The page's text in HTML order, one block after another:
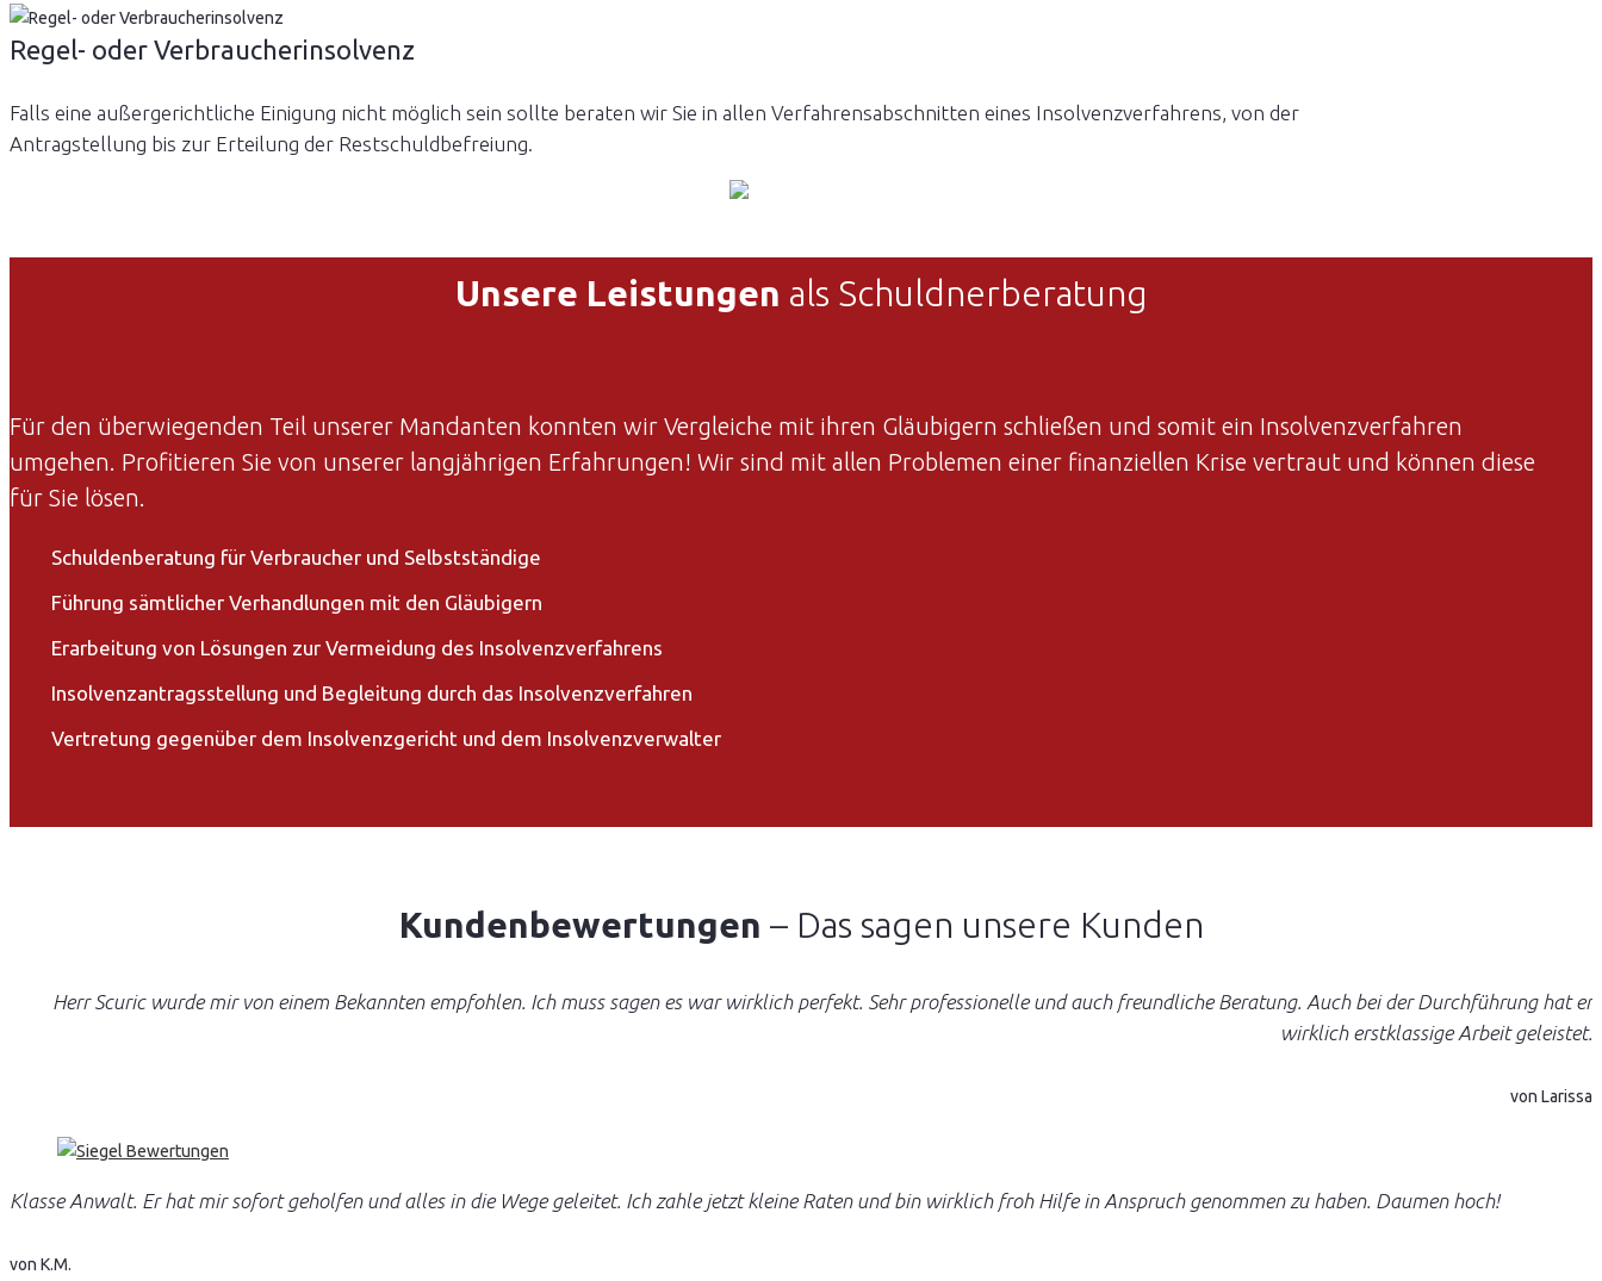
Regel- oder Verbraucherinsolvenz
Falls eine außergerichtliche Einigung nicht möglich sein sollte beraten wir Sie in allen Verfahrensabschnitten eines Insolvenzverfahrens, von der
Antragstellung bis zur Erteilung der Restschuldbefreiung.
Unsere Leistungen als Schuldnerberatung
Für den überwiegenden Teil unserer Mandanten konnten wir Vergleiche mit ihren Gläubigern schließen und somit ein Insolvenzverfahren
umgehen. Profitieren Sie von unserer langjährigen Erfahrungen! Wir sind mit allen Problemen einer finanziellen Krise vertraut und können diese
für Sie lösen.
Schuldenberatung für Verbraucher und Selbstständige
Führung sämtlicher Verhandlungen mit den Gläubigern
Erarbeitung von Lösungen zur Vermeidung des Insolvenzverfahrens
Insolvenzantragsstellung und Begleitung durch das Insolvenzverfahren
Vertretung gegenüber dem Insolvenzgericht und dem Insolvenzverwalter
Kundenbewertungen – Das sagen unsere Kunden
Herr Scuric wurde mir von einem Bekannten empfohlen. Ich muss sagen es war wirklich perfekt. Sehr professionelle und auch freundliche Beratung. Auch bei der Durchführung hat er
wirklich erstklassige Arbeit geleistet.
von Larissa
Klasse Anwalt. Er hat mir sofort geholfen und alles in die Wege geleitet. Ich zahle jetzt kleine Raten und bin wirklich froh Hilfe in Anspruch genommen zu haben. Daumen hoch!
von K.M.